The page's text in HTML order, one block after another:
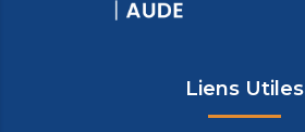
Liens Utiles